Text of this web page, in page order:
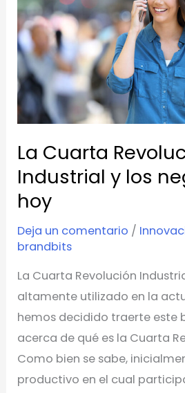
La Cuarta
Industrial y los
hoy
Deja un comentario /
brandbits
La Cuarta Revolución
altamente utilizado en la
hemos decidido traerte este
acerca de qué es la Cuarta
Como bien se sabe,
productivo en el cual
Industrial
y
los
negocios
de
hoy